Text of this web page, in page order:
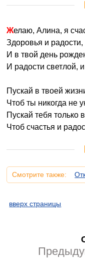
Желаю, Алина, я
Здоровья и
И в твой день
И радости светлой,
Пускай в твоей
Чтоб ты никогда не
Пускай тебя только
Чтоб счастья и
Смотрите также:
вверх страницы